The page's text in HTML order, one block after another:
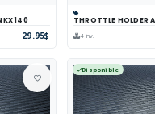
Voir
140
29.95$
Panier
THROTTLE HOLDER
4 inv.
Disponible